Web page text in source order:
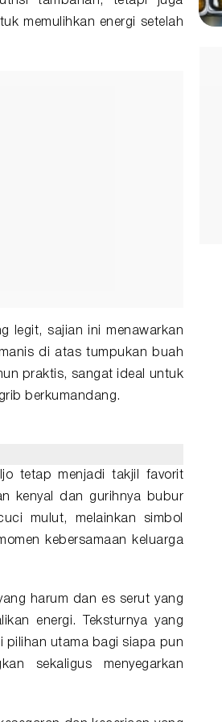
memulihkan energi setelah
legit, sajian ini menawarkan
di atas tumpukan buah
praktis, sangat ideal untuk
berkumandang.
tetap menjadi takjil favorit
kenyal dan gurihnya bubur
mulut, melainkan simbol
kebersamaan keluarga
harum dan es serut yang
energi. Teksturnya yang
pilihan utama bagi siapa pun
sekaligus menyegarkan